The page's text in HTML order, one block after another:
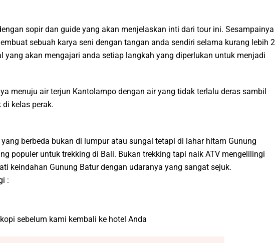
sopir dan guide yang akan menjelaskan inti dari tour ini. Sesampainya
sebuah karya seni dengan tangan anda sendiri selama kurang lebih 2
yang akan mengajari anda setiap langkah yang diperlukan untuk menjadi
menuju air terjun Kantolampo dengan air yang tidak terlalu deras sambil
kelas perak.
berbeda bukan di lumpur atau sungai tetapi di lahar hitam Gunung
populer untuk trekking di Bali. Bukan trekking tapi naik ATV mengelilingi
keindahan Gunung Batur dengan udaranya yang sangat sejuk.
:
sebelum kami kembali ke hotel Anda